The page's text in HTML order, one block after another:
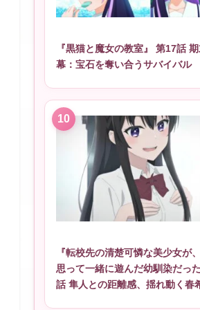
『黒猫と魔女の教室』 第17話
幕：宝石を奪い合うサバイバル
『転校先の清楚可憐な美少女が
思って一緒に遊んだ幼馴染だっ
話 隼人との距離感、揺れ動く春